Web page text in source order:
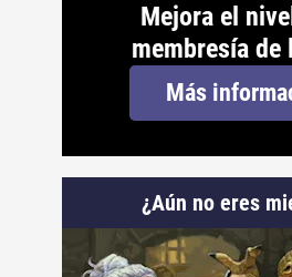
Mejora el
membresía de
Más
¿Aún no eres